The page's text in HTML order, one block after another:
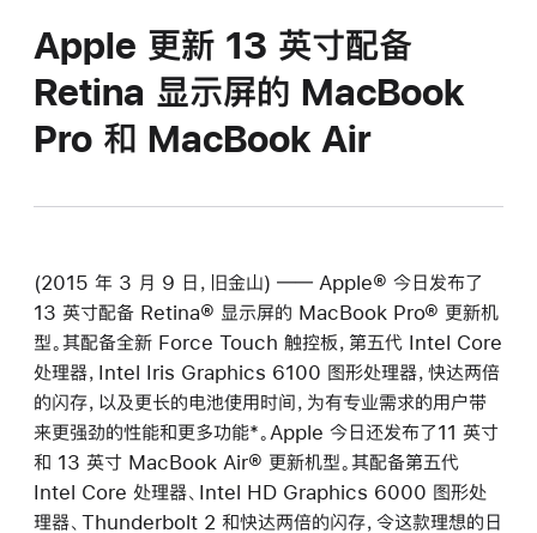
Apple 更新 13 英寸配备
Retina 显示屏的 MacBook
Pro 和 MacBook Air
(2015 年 3 月 9 日，旧金山) ―― Apple® 今日发布了
13 英寸配备 Retina® 显示屏的 MacBook Pro® 更新机
型。其配备全新 Force Touch 触控板，第五代 Intel Core
处理器，Intel Iris Graphics 6100 图形处理器，快达两倍
的闪存，以及更长的电池使用时间，为有专业需求的用户带
来更强劲的性能和更多功能*。Apple 今日还发布了11 英寸
和 13 英寸 MacBook Air® 更新机型。其配备第五代
Intel Core 处理器、Intel HD Graphics 6000 图形处
理器、Thunderbolt 2 和快达两倍的闪存，令这款理想的日